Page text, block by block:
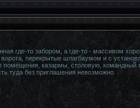
где-то забором, а где-то - массивом
перекрытые шлагбаумом и с
казармы, столовую, командный
туда без приглашения невозможно.